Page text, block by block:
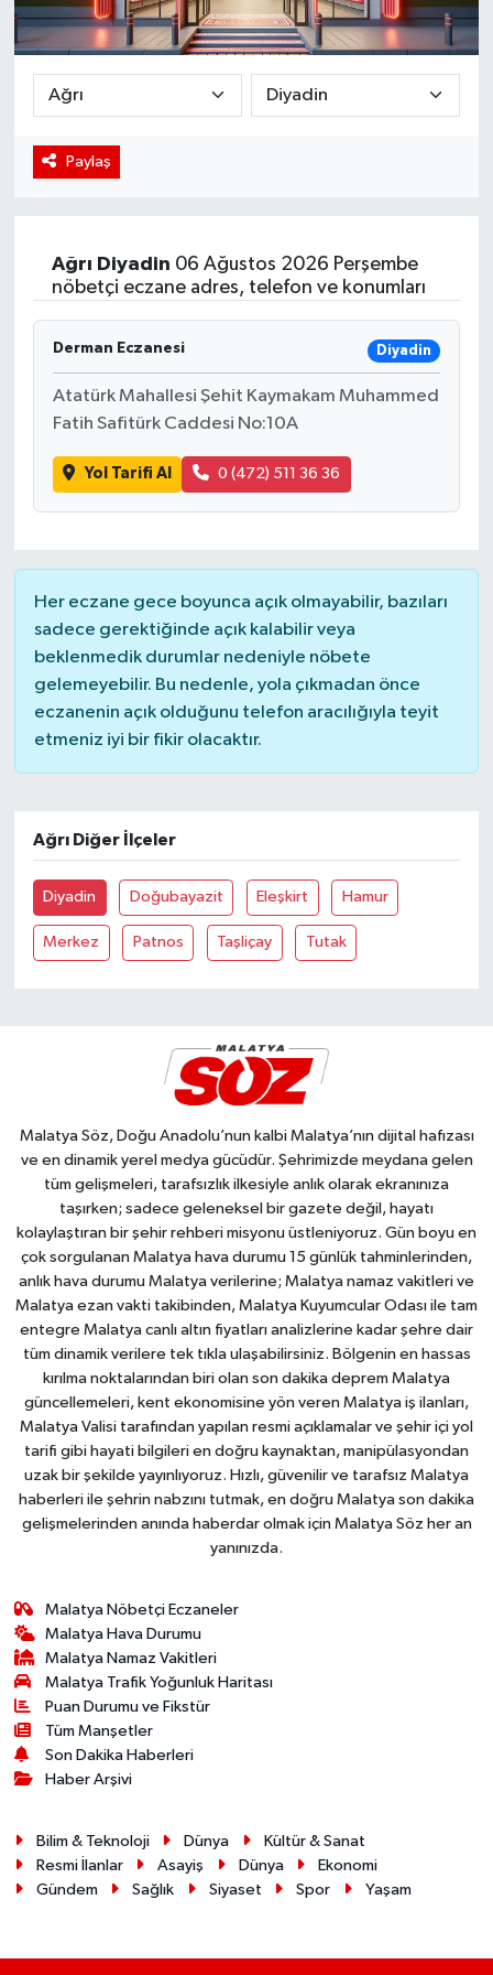
Paylaş
Ağrı Diyadin 06 Ağustos 2026 Perşembe
nöbetçi eczane adres, telefon ve konumları
Derman Eczanesi Diyadin
Atatürk Mahallesi Şehit Kaymakam Muhammed
Fatih Safitürk Caddesi No:10A
Yol Tarifi Al 0 (472) 511 36 36
Her eczane gece boyunca açık olmayabilir, bazıları
sadece gerektiğinde açık kalabilir veya
beklenmedik durumlar nedeniyle nöbete
gelemeyebilir. Bu nedenle, yola çıkmadan önce
eczanenin açık olduğunu telefon aracılığıyla teyit
etmeniz iyi bir fikir olacaktır.
Ağrı Diğer İlçeler
Diyadin Doğubayazit Eleşkirt Hamur
Merkez Patnos Taşliçay Tutak
Malatya Söz, Doğu Anadolu’nun kalbi Malatya’nın dijital hafızası
ve en dinamik yerel medya gücüdür. Şehrimizde meydana gelen
tüm gelişmeleri, tarafsızlık ilkesiyle anlık olarak ekranınıza
taşırken; sadece geleneksel bir gazete değil, hayatı
kolaylaştıran bir şehir rehberi misyonu üstleniyoruz. Gün boyu en
çok sorgulanan Malatya hava durumu 15 günlük tahminlerinden,
anlık hava durumu Malatya verilerine; Malatya namaz vakitleri ve
Malatya ezan vakti takibinden, Malatya Kuyumcular Odası ile tam
entegre Malatya canlı altın fiyatları analizlerine kadar şehre dair
tüm dinamik verilere tek tıkla ulaşabilirsiniz. Bölgenin en hassas
kırılma noktalarından biri olan son dakika deprem Malatya
güncellemeleri, kent ekonomisine yön veren Malatya iş ilanları,
Malatya Valisi tarafından yapılan resmi açıklamalar ve şehir içi yol
tarifi gibi hayati bilgileri en doğru kaynaktan, manipülasyondan
uzak bir şekilde yayınlıyoruz. Hızlı, güvenilir ve tarafsız Malatya
haberleri ile şehrin nabzını tutmak, en doğru Malatya son dakika
gelişmelerinden anında haberdar olmak için Malatya Söz her an
yanınızda.
Malatya Nöbetçi Eczaneler
Malatya Hava Durumu
Malatya Namaz Vakitleri
Malatya Trafik Yoğunluk Haritası
Puan Durumu ve Fikstür
Tüm Manşetler
Son Dakika Haberleri
Haber Arşivi
Bilim & Teknoloji Dünya
Kültür & Sanat
Resmi İlanlar
Asayiş Dünya
Ekonomi
Gündem
Sağlık Siyaset Spor Yaşam
Sağlık
Seri İlan
Siyaset
Yaşam